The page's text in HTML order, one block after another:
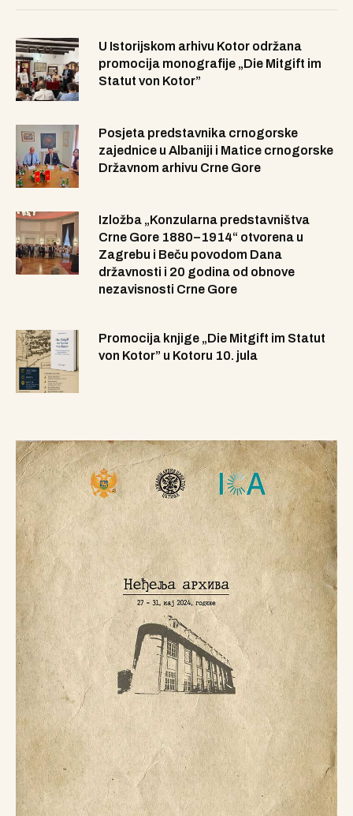
U Istorijskom arhivu Kotor održana
promocija monografije „Die Mitgift im
Statut von Kotor”
Posjeta predstavnika crnogorske
zajednice u Albaniji i Matice crnogorske
Državnom arhivu Crne Gore
Izložba „Konzularna predstavništva
Crne Gore 1880–1914“ otvorena u
Zagrebu i Beču povodom Dana
državnosti i 20 godina od obnove
nezavisnosti Crne Gore
Promocija knjige „Die Mitgift im Statut
von Kotor” u Kotoru 10. jula